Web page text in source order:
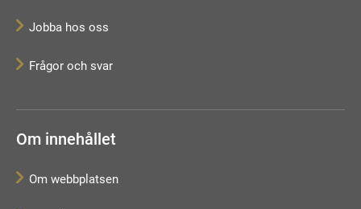
Jobba hos oss
Frågor och svar
Om innehållet
Om webbplatsen